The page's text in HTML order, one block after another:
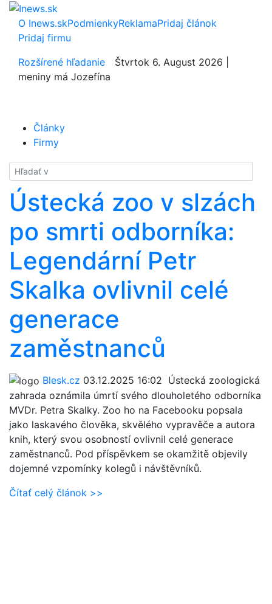
O Inews.skPodmienkyReklamaPridaj článok
Pridaj firmu
Rozšírené hľadanie
Štvrtok 6. August 2026 |
meniny má Jozefína
Články
Firmy
Hladať
Ústecká zoo v slzách
po smrti odborníka:
Legendární Petr
Skalka ovlivnil celé
generace
zaměstnanců
Blesk.cz 03.12.2025 16:02 Ústecká zoologická
zahrada oznámila úmrtí svého dlouholetého odborníka
MVDr. Petra Skalky. Zoo ho na Facebooku popsala
jako laskavého člověka, skvělého vypravěče a autora
knih, který svou osobností ovlivnil celé generace
zaměstnanců. Pod příspěvkem se okamžitě objevily
dojemné vzpomínky kolegů i návštěvníků.
Čítať celý článok >>